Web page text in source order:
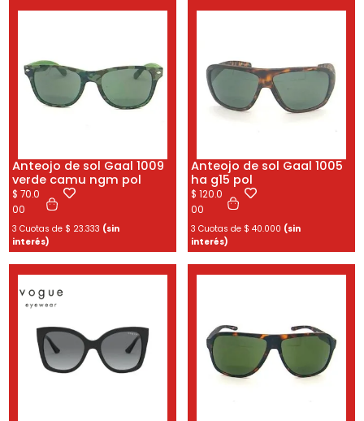
Anteojo de sol Gaal 1009
verde camu ngm pol
$ 70.0
00
3 Cuotas de $ 23.333 (sin
interés)
Anteojo de sol Gaal 1005
ha g15 pol
$ 120.0
00
3 Cuotas de $ 40.000 (sin
interés)